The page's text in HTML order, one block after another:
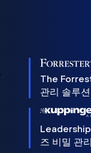
The
관리 솔루
즈 비밀 관